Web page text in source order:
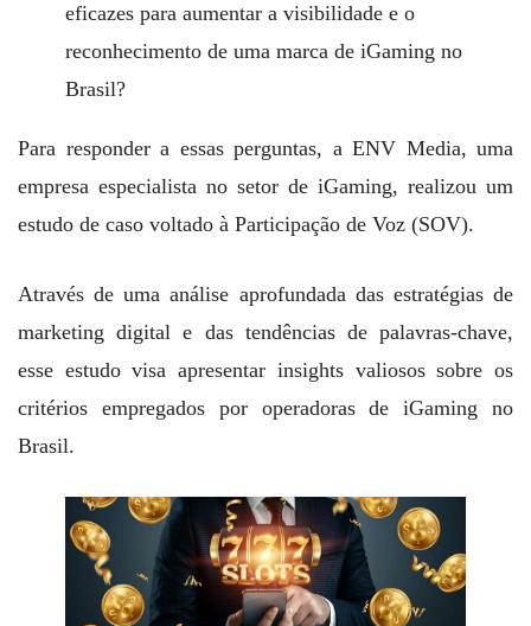
eficazes para aumentar a visibilidade e o
reconhecimento de uma marca de iGaming no
Brasil?
Para responder a essas perguntas, a ENV Media, uma
empresa especialista no setor de iGaming, realizou um
estudo de caso voltado à Participação de Voz (SOV).
Através de uma análise aprofundada das estratégias de
marketing digital e das tendências de palavras-chave,
esse estudo visa apresentar insights valiosos sobre os
critérios empregados por operadoras de iGaming no
Brasil.